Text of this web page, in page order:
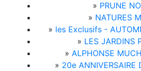
» PRUNE
» NATURES
» les Exclusifs -
» LES JARDINS
» ALPHONSE
» 20e ANNIVERSAIRE